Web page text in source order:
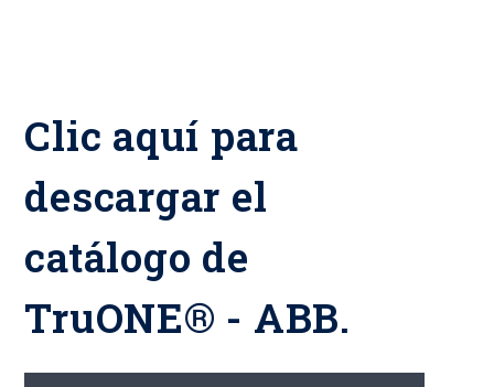
Clic aquí para
descargar el
catálogo de
TruONE® - ABB.